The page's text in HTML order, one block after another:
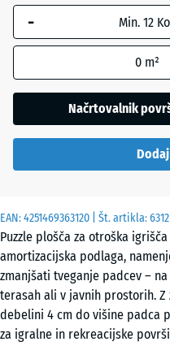
EAN:4251469363120 | Št. artikla:6312
Puzzle plošča za otroška
amortizacijska podlaga,
zmanjšati tveganje padcev –
terasah ali v javnih prostorih. Z
debelini 4 cm do višine padca
za igralne in rekreacijske
Travnato
zelena
za
potreb
je v
o izdelku
drugače).
x
50
x 2
cm
|
0,25
m²
-
0 m²
Načrtovalnik